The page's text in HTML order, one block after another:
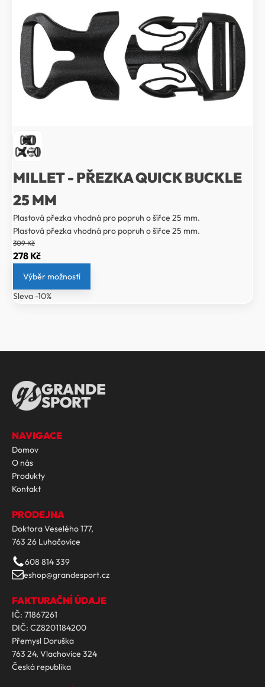
MILLET - PŘEZKA QUICK BUCKLE
25 MM
Plastová přezka vhodná pro popruh o šířce 25 mm.
Plastová přezka vhodná pro popruh o šířce 25 mm.
309Kč
Původní
cena
byla:
309 Kč.
278 KčAktuální
cena
278 Kč.
Výběr možností
Sleva -10%
GRANDE
SPORT
NAVIGACE
Domov
O nás
Produkty
Kontakt
PRODEJNA
Doktora Veselého 177,
763 26 Luhačovice
608 814 339
eshop@grandesport.cz
FAKTURAČNÍ ÚDAJE
IČ: 71867261
DIČ: CZ8201184200
Přemysl Doruška
763 24, Vlachovice 324
Česká republika